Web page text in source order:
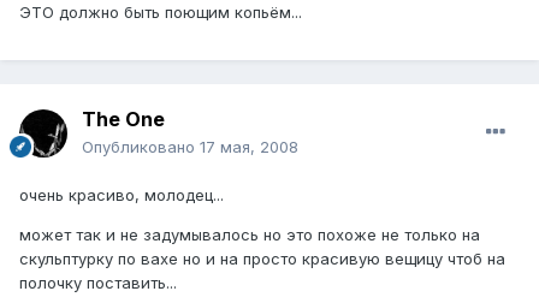
ЭТО должно быть поющим копьём...
The One
Опубликовано 17 мая, 2008
очень красиво, молодец...
может так и не задумывалось но это похоже не только на
скульптурку по вахе но и на просто красивую вещицу чтоб на
полочку поставить...